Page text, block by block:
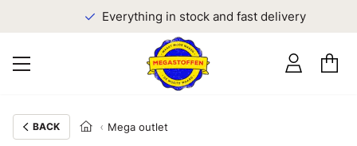
Everything in stock and fast delivery
BACK Mega outlet